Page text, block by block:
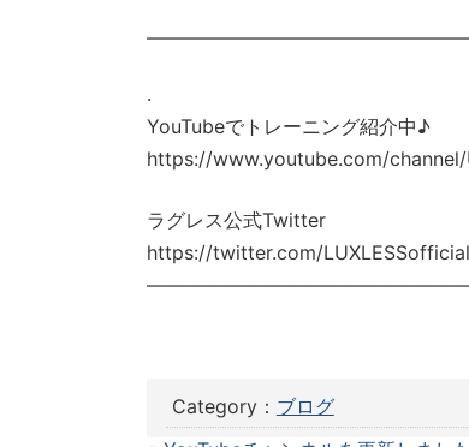
.
YouTubeでトレーニング紹介中♪
https://www.youtube.com/
ラグレス公式Twitter
https://twitter.com/LUXLESSofficial
Category： ブログ